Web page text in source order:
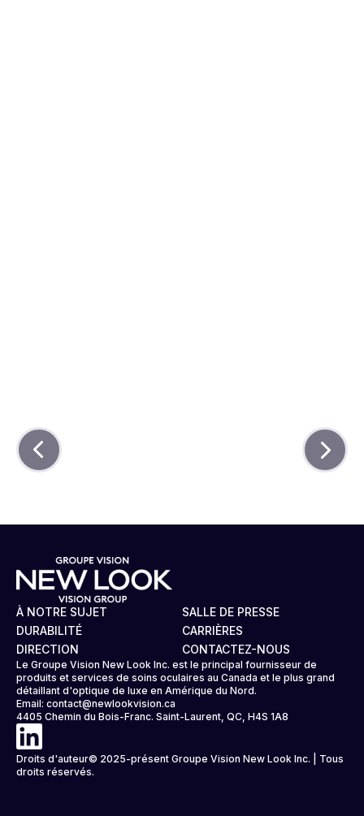
À NOTRE SUJET
DURABILITÉ
DIRECTION
SALLE DE PRESSE
CARRIÈRES
CONTACTEZ-NOUS
Le Groupe Vision New Look Inc. est le principal fournisseur de
produits et services de soins oculaires au Canada et le plus grand
détaillant d'optique de luxe en Amérique du Nord.
Email: contact@newlookvision.ca
4405 Chemin du Bois-Franc. Saint-Laurent, QC, H4S 1A8
Droits d'auteur© 2025-présent Groupe Vision New Look Inc. | Tous
droits réservés.